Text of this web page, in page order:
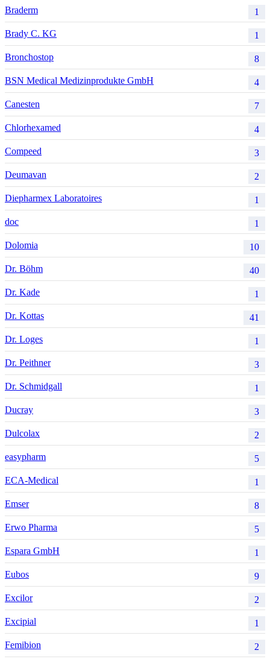
Braderm 1
Brady C. KG 1
Bronchostop 8
BSN Medical Medizinprodukte GmbH 4
Canesten 7
Chlorhexamed 4
Compeed 3
Deumavan 2
Diepharmex Laboratoires 1
doc 1
Dolomia 10
Dr. Böhm 40
Dr. Kade 1
Dr. Kottas 41
Dr. Loges 1
Dr. Peithner 3
Dr. Schmidgall 1
Ducray 3
Dulcolax 2
easypharm 5
ECA-Medical 1
Emser 8
Erwo Pharma 5
Espara GmbH 1
Eubos 9
Excilor 2
Excipial 1
Femibion 2